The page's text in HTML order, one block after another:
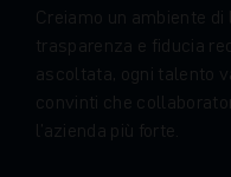
Creiamo un ambiente
trasparenza e fiducia
ascoltata, ogni talento
convinti che
l’azienda più forte.